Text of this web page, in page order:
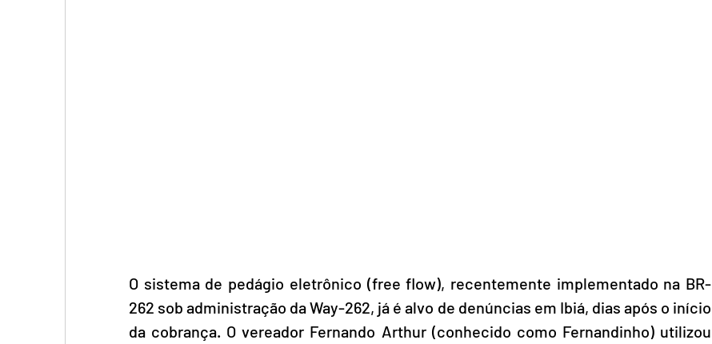
O sistema de pedágio eletrônico (free flow), recentemente implementado na BR-
262 sob administração da Way-262, já é alvo de denúncias em Ibiá, dias após o início
da cobrança. O vereador Fernando Arthur (conhecido como Fernandinho) utilizou